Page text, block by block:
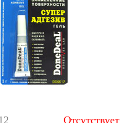
Отсутствует